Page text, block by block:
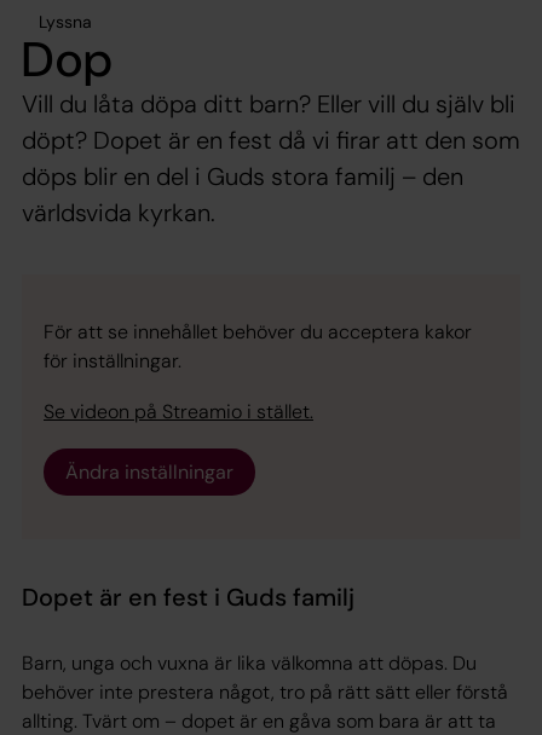
Lyssna
Dop
Vill du låta döpa ditt barn? Eller vill du själv bli
döpt? Dopet är en fest då vi firar att den som
döps blir en del i Guds stora familj – den
världsvida kyrkan.
För att se innehållet behöver du acceptera kakor
för inställningar.
Se videon på Streamio i stället.
Ändra inställningar
Dopet är en fest i Guds familj
Barn, unga och vuxna är lika välkomna att döpas. Du
behöver inte prestera något, tro på rätt sätt eller förstå
allting. Tvärt om – dopet är en gåva som bara är att ta